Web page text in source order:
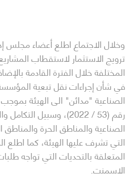
وخلال الاجتماع اطلع أعضاء مجلس
ترويج الاستثمار لاستقطاب
المختلفة خلال الفترة القادمة
في شأن إجراءات نقل تبعية
الصناعية "مدائن" الى الهيئة
رقم (53 / 2022)، وسبيل
الصناعية والمناطق الحرة والمناطق
التي تشرف عليها الهيئة، كما اطلع
المتعلقة بالتحديات التي تواجه
الاسمنت.